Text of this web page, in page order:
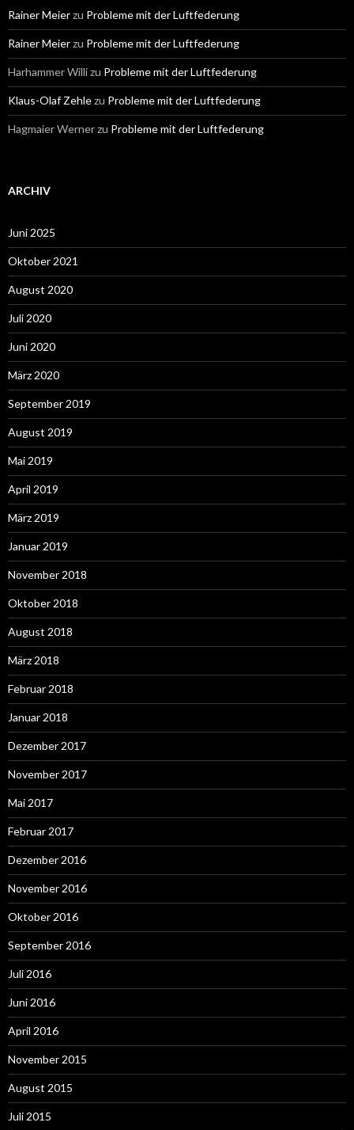
Rainer Meierzu Probleme mit der Luftfederung
Rainer Meierzu Probleme mit der Luftfederung
Harhammer Willizu Probleme mit der Luftfederung
Klaus-Olaf Zehlezu Probleme mit der Luftfederung
Hagmaier Wernerzu Probleme mit der Luftfederung
ARCHIV
Juni 2025
Oktober 2021
August 2020
Juli 2020
Juni 2020
März 2020
September 2019
August 2019
Mai 2019
April 2019
März 2019
Januar 2019
November 2018
Oktober 2018
August 2018
März 2018
Februar 2018
Januar 2018
Dezember 2017
November 2017
Mai 2017
Februar 2017
Dezember 2016
November 2016
Oktober 2016
September 2016
Juli 2016
Juni 2016
April 2016
November 2015
August 2015
Juli 2015